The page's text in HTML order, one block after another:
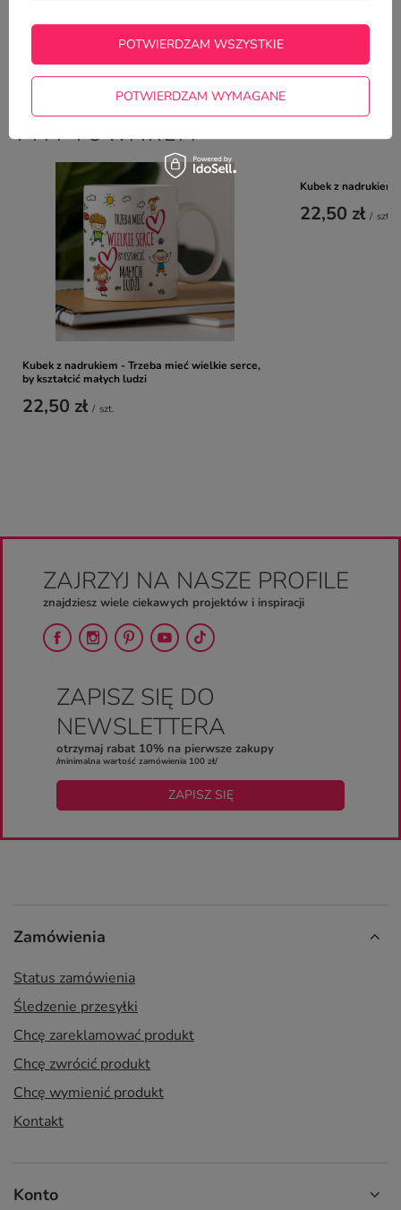
niezwłocznie, najciekawsze pytania i
odpowiedzi publikując dla innych.
ZADAJ PYTANIE
NAJCZĘŚCIEJ KUPOWANE Z
TYM TOWAREM
Kubek z nadrukiem - Trzeba mieć wielkie serce,
by kształcić małych ludzi
22,50 zł / szt.
Kubek z nadrukiem
22,50 zł / szt.
ZAJRZYJ NA NASZE PROFILE
znajdziesz wiele ciekawych projektów i inspiracji
ZAPISZ SIĘ DO
NEWSLETTERA
otrzymaj rabat 10% na pierwsze zakupy
/minimalna wartość zamówienia 100 zł/
ZAPISZ SIĘ
Zamówienia
Status zamówienia
Śledzenie przesyłki
Chcę zareklamować produkt
Chcę zwrócić produkt
Chcę wymienić produkt
Kontakt
Konto
POTWIERDZAM WYMAGANE
POTWIERDZAM WSZYSTKIE